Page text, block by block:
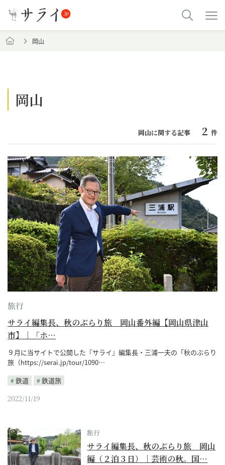
岡山
岡山
岡山に関する記事 2 件
旅行
サライ編集長、秋のぶらり旅 岡山番外編【岡山県津山
市】｜「ホ…
９月に当サイトで公開した『サライ』編集長・三浦一夫の「秋のぶらり
旅（https://serai.jp/tour/1090…
鉄道
鉄道旅
2022/11/19
旅行
サライ編集長、秋のぶらり旅 岡山
編（２泊３日）｜芸術の秋。国…